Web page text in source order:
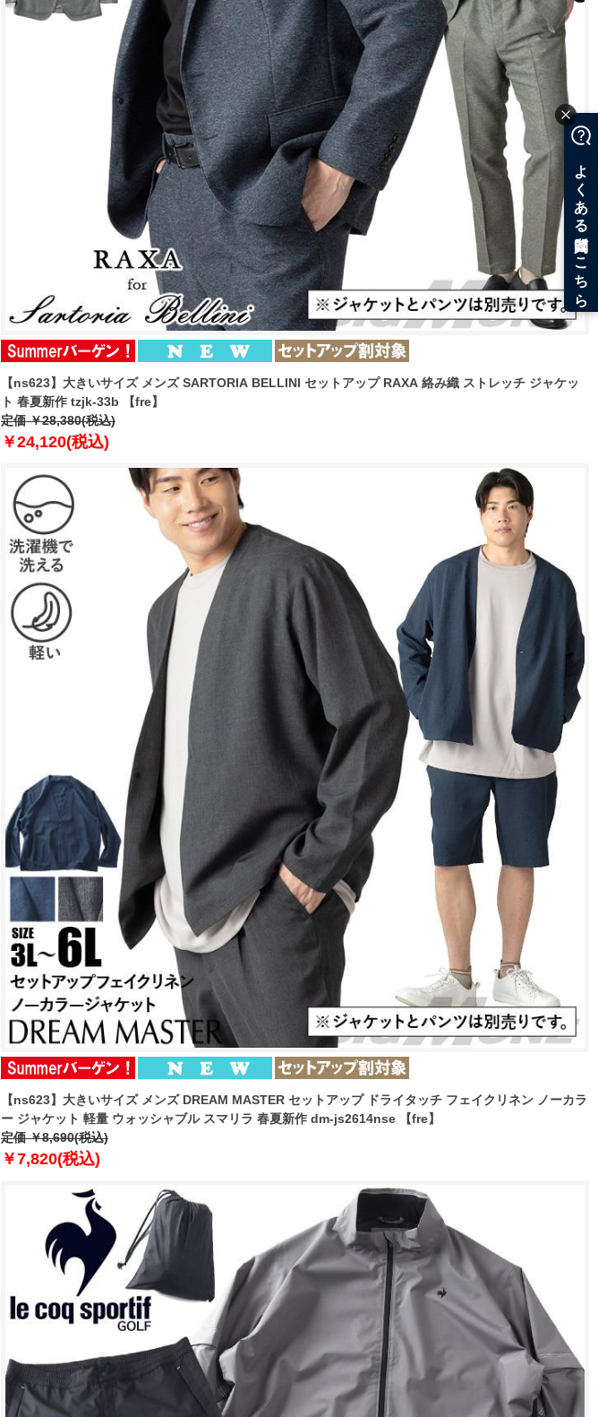
【ns623】大きいサイズ メンズ SARTORIA BELLINI セットアップ RAXA 絡み織 ストレッチ ジャケッ
ト 春夏新作 tzjk-33b 【fre】
定価 ￥28,380(税込)
￥24,120(税込)
【ns623】大きいサイズ メンズ DREAM MASTER セットアップ ドライタッチ フェイクリネン ノーカラ
ー ジャケット 軽量 ウォッシャブル スマリラ 春夏新作 dm-js2614nse 【fre】
定価 ￥8,690(税込)
￥7,820(税込)